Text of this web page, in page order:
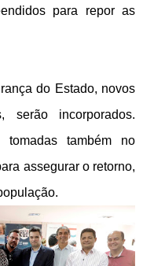
para repor as
do Estado, novos
serão incorporados.
tomadas também no
assegurar o retorno,